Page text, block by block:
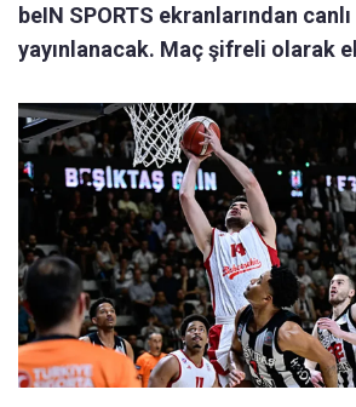
beIN SPORTS ekranlarından
yayınlanacak. Maç şifreli olarak